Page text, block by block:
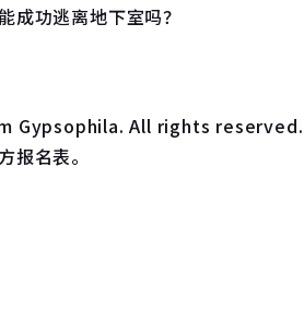
成功逃离地下室吗？
Gypsophila. All rights reserved.
名表。